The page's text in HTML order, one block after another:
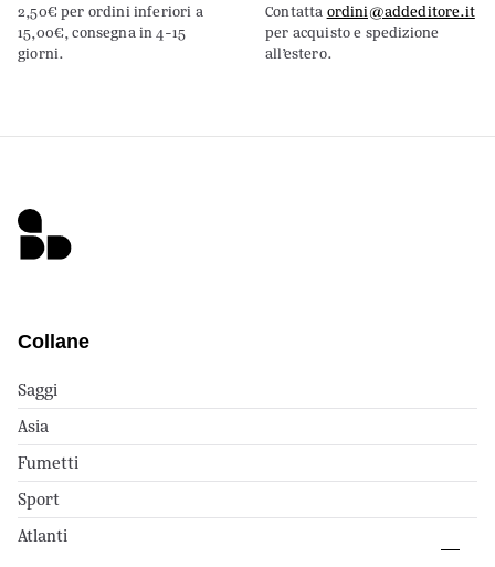
2,50€ per ordini inferiori a
15,00€, consegna in 4-15
giorni.
Contatta ordini@addeditore.it
per acquisto e spedizione
all’estero.
Collane
Saggi
Asia
Fumetti
Sport
Atlanti